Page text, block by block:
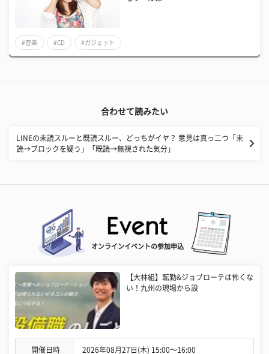
#音楽 #CD #ガジェット
合わせて読みたい
LINEの未読スルーと既読スルー、どっちがイヤ？ 意見は真っ二つ「未
読→ブロックを疑う」「既読→無視された気分」
オンラインイベントの参加申込
【大林組】転勤&ジョブローテは怖くな
い！九州の現場から設
開催日時 2026年08月27日(木) 15:00〜16:00